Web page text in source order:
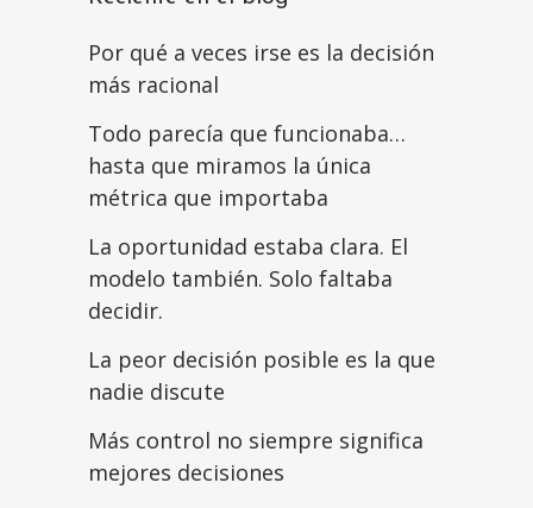
Por qué a veces irse es la decisión
más racional
Todo parecía que funcionaba…
hasta que miramos la única
métrica que importaba
La oportunidad estaba clara. El
modelo también. Solo faltaba
decidir.
La peor decisión posible es la que
nadie discute
Más control no siempre significa
mejores decisiones